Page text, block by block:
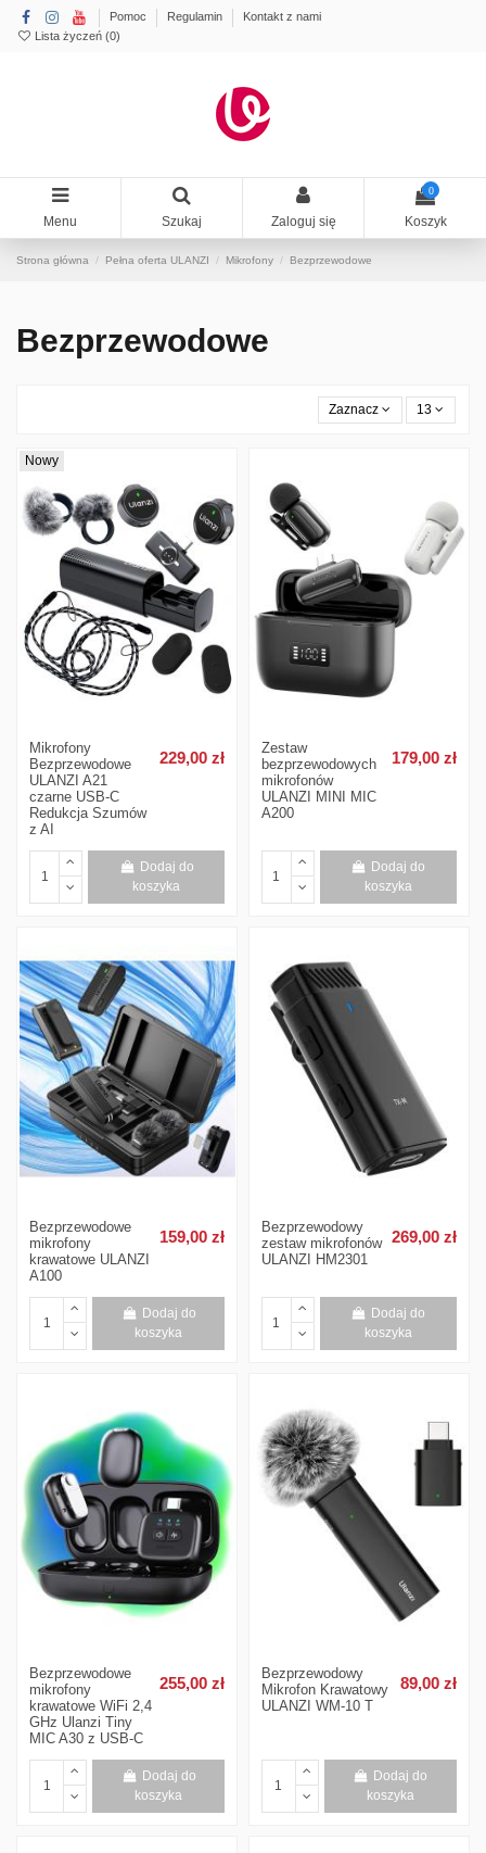
Pomoc Regulamin
Kontakt z nami
Lista życzeń (0)
Menu Szukaj Zaloguj się
0
Koszyk
Strona główna Pełna oferta ULANZI Mikrofony Bezprzewodowe
Bezprzewodowe
Zaznacz 13
Nowy
Mikrofony
Bezprzewodowe
ULANZI A21
czarne USB-C
Redukcja Szumów
z AI
229,00 zł
Dodaj do
koszyka
Zestaw
bezprzewodowych
mikrofonów
ULANZI MINI MIC
A200
179,00 zł
Dodaj do
koszyka
Bezprzewodowe
mikrofony
krawatowe ULANZI
A100
159,00 zł
Dodaj do
koszyka
Bezprzewodowy
zestaw mikrofonów
ULANZI HM2301
269,00 zł
Dodaj do
koszyka
Bezprzewodowe
mikrofony
krawatowe WiFi 2,4
GHz Ulanzi Tiny
MIC A30 z USB-C
255,00 zł
Dodaj do
koszyka
Bezprzewodowy
Mikrofon Krawatowy
ULANZI WM-10 T
89,00 zł
Dodaj do
koszyka